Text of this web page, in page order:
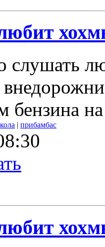
слушать
бензина
| прибамбас